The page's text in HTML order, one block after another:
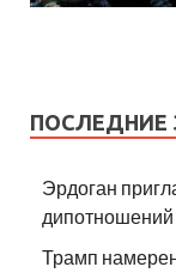
ПОСЛЕДНИЕ
Эрдоган
дипотношений
Трамп